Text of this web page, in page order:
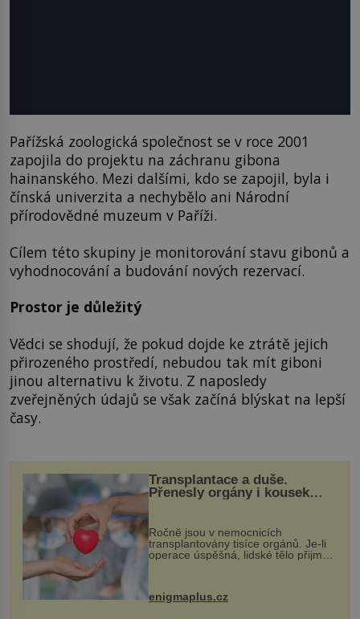
Pařížská zoologická společnost se v roce 2001
zapojila do projektu na záchranu gibona
hainanského. Mezi dalšími, kdo se zapojil, byla i
čínská univerzita a nechybělo ani Národní
přírodovědné muzeum v Paříži.
Cílem této skupiny je monitorování stavu gibonů a
vyhodnocování a budování nových rezervací.
Prostor je důležitý
Vědci se shodují, že pokud dojde ke ztrátě jejich
přirozeného prostředí, nebudou tak mít giboni
jinou alternativu k životu. Z naposledy
zveřejněných údajů se však začíná blýskat na lepší
časy.
Transplantace a duše.
Přenesly orgány i kousek
Ročně jsou v nemocnicích
transplantovány tisíce orgánů. Je-li
operace úspěšná, lidské tělo přijme
enigmaplus.cz